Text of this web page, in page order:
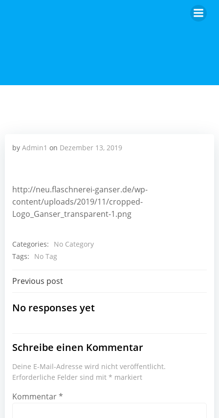
by Admin1 on Dezember 13, 2019
http://neu.flaschnerei-ganser.de/wp-
content/uploads/2019/11/cropped-
Logo_Ganser_transparent-1.png
Categories:
No Category
Tags:
No Tag
Beitragsnavigation
Previous post
No responses yet
Schreibe einen Kommentar
Deine E-Mail-Adresse wird nicht veröffentlicht.
Erforderliche Felder sind mit * markiert
Kommentar*